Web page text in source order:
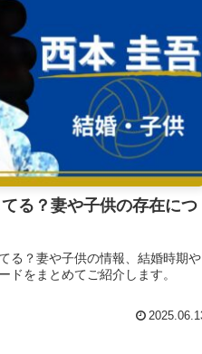
る？妻や子供の存在につ
る？妻や子供の情報、結婚時期や
ドをまとめてご紹介します。